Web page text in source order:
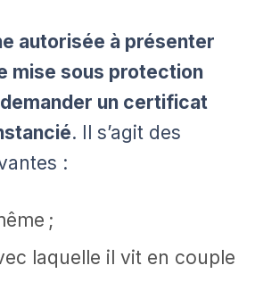
autorisée à présenter
mise sous protection
un certificat
. Il s’agit des
:
;
laquelle il vit en couple